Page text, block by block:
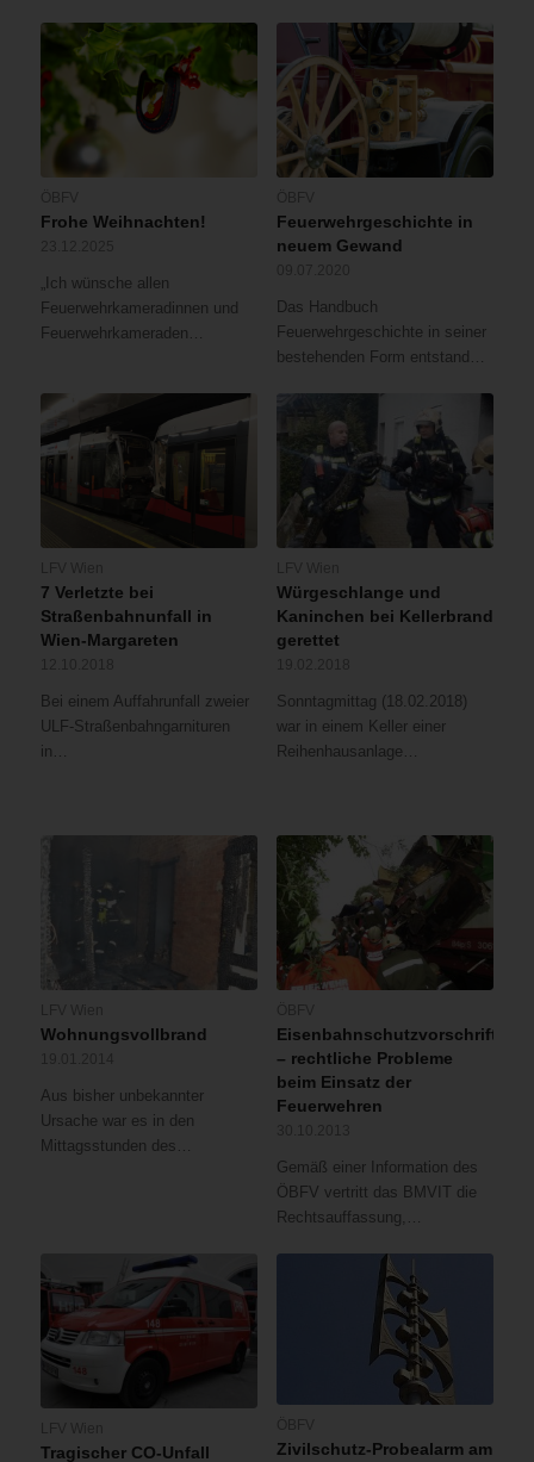
Frohe Weihnachten!
„Ich wünsche allen
Feuerwehrkameradinnen und
Feuerwehrkameraden…
Feuerwehrgeschichte in
neuem Gewand
Das Handbuch
Feuerwehrgeschichte in seiner
bestehenden Form entstand…
7 Verletzte bei
Straßenbahnunfall in
Wien-Margareten
Bei einem Auffahrunfall zweier
ULF-Straßenbahngarnituren
in…
Würgeschlange und
Kaninchen bei Kellerbrand
gerettet
Sonntagmittag (18.02.2018)
war in einem Keller einer
Reihenhausanlage…
Wohnungsvollbrand
Aus bisher unbekannter
Ursache war es in den
Mittagsstunden des…
Eisenbahnschutzvorschriften
– rechtliche Probleme
beim Einsatz der
Feuerwehren
Gemäß einer Information des
ÖBFV vertritt das BMVIT die
Rechtsauffassung,…
Tragischer CO-Unfall Zivilschutz-Probealarm am